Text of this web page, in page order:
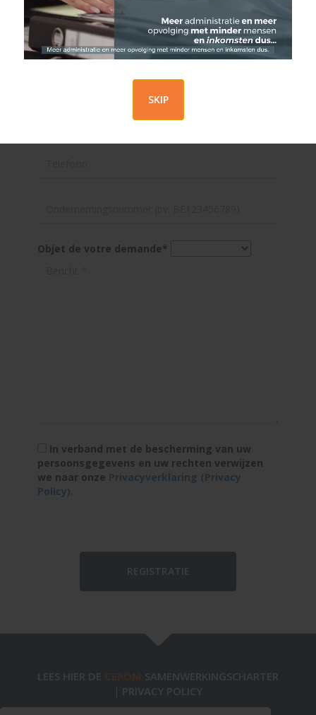
SKIP
Objet de votre demande*
In verband met de bescherming van uw
persoonsgegevens en uw rechten verwijzen
we naar onze Privacyverklaring (Privacy
Policy).
LEES HIER DE CEPOM SAMENWERKINGSCHARTER
| PRIVACY POLICY